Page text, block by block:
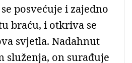
posvećuje i zajedno
braću, i otkriva se
svjetla. Nadahnut
služenja, on surađuje